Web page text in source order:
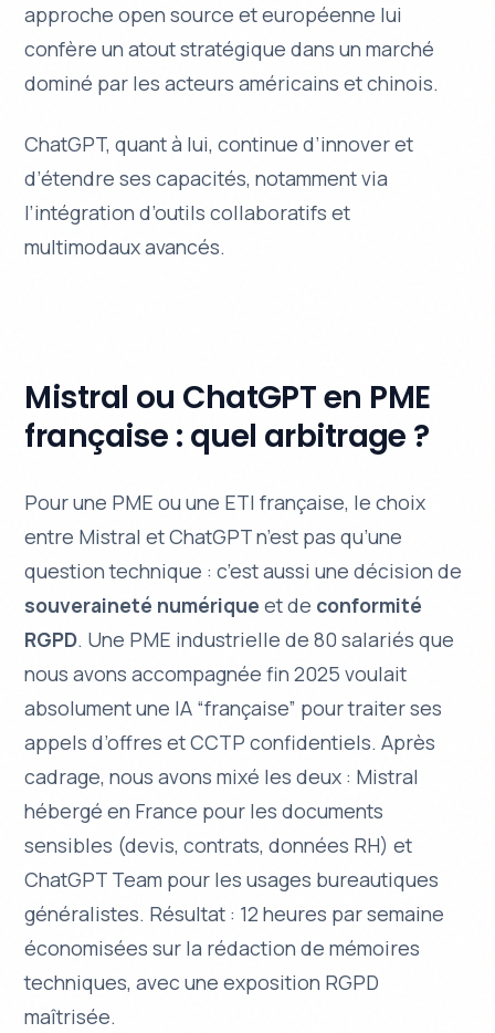
approche open source et européenne lui
confère un atout stratégique dans un marché
dominé par les acteurs américains et chinois.
ChatGPT, quant à lui, continue d’innover et
d’étendre ses capacités, notamment via
l’intégration d’outils collaboratifs et
multimodaux avancés.
Mistral ou ChatGPT en PME
française : quel arbitrage ?
Pour une PME ou une ETI française, le choix
entre Mistral et ChatGPT n’est pas qu’une
question technique : c’est aussi une décision de
souveraineté numérique et de conformité
RGPD. Une PME industrielle de 80 salariés que
nous avons accompagnée fin 2025 voulait
absolument une IA “française” pour traiter ses
appels d’offres et CCTP confidentiels. Après
cadrage, nous avons mixé les deux : Mistral
hébergé en France pour les documents
sensibles (devis, contrats, données RH) et
ChatGPT Team pour les usages bureautiques
généralistes. Résultat : 12 heures par semaine
économisées sur la rédaction de mémoires
techniques, avec une exposition RGPD
maîtrisée.